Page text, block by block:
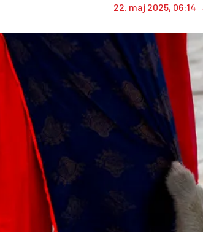
22. maj 2025, 06:14